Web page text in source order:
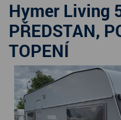
PRODANÉ KARAVANY
PŮJČOVNA KARAVANŮ
DOPLŇKY PRO KARAVANY
SERVIS KARAVANŮ
KONTAKT
Hymer Living
PŘEDSTAN,
TOPENÍ